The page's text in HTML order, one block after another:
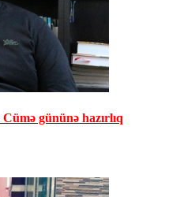
Cümə gününə hazırlıq